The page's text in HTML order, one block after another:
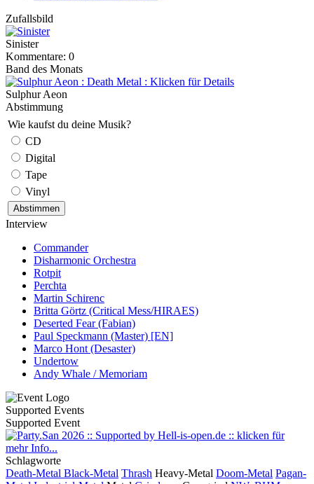
Zufallsbild
Sinister
Kommentare: 0
Band des Monats
Sulphur Aeon
Abstimmung
Wie kaufst du deine Musik?
CD
Digital
Tape
Vinyl
Interview
Commander
Disharmonic Orchestra
Rotpit
Perchta
Martin Schirenc
Britta Görtz (Critical Mess/HIRAES)
Deserted Fear (Fabian)
Paul Speckmann (Master) [EN]
Marco Hont (Desaster)
Undertow
Andy Whale / Memoriam
Supported Events
Supported Event
Schlagworte
Death-Metal Black-Metal Thrash Heavy-Metal Doom-Metal Pagan-